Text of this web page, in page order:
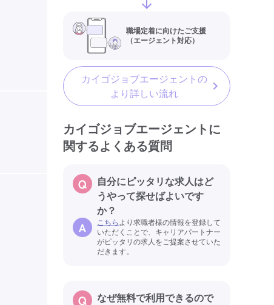
職場定着に向けたご支援
（エージェント対応）
カイゴジョブエージェントの
より詳しい流れ
カイゴジョブエージェントに
関するよくある質問
自分にピッタリな求人はど
うやって探せばよいです
か？
こちらより求職者様の情報を登録して
いただくことで、キャリアパートナー
がピッタリの求人をご提案させていた
だきます。
なぜ無料で利用できるので